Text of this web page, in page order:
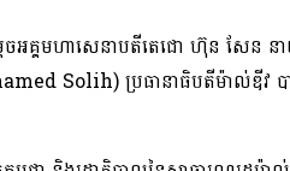
អគ្គមហាសេនាបតី​តេ​ជោ ហ៊ុន សែន នាយ
Solih) ប្រធានាធិបតី​ម៉ា​ល់​ឌី​វ ប